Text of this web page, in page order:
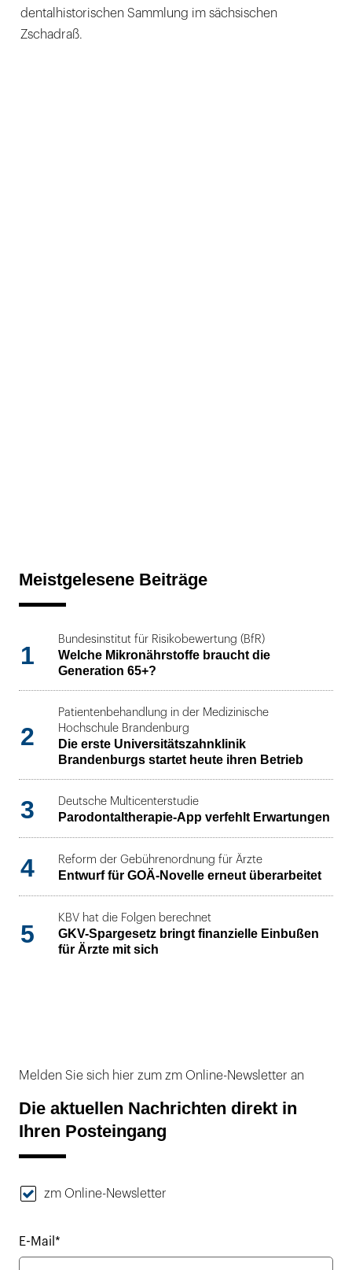
dentalhistorischen Sammlung im sächsischen
Zschadraß.
Meistgelesene Beiträge
1
Bundesinstitut für Risikobewertung (BfR)
Welche Mikronährstoffe braucht die
Generation 65+?
2
Patientenbehandlung in der Medizinische
Hochschule Brandenburg
Die erste Universitätszahnklinik
Brandenburgs startet heute ihren Betrieb
3 Deutsche Multicenterstudie
Parodontaltherapie-App verfehlt Erwartungen
4 Reform der Gebührenordnung für Ärzte
Entwurf für GOÄ-Novelle erneut überarbeitet
5
KBV hat die Folgen berechnet
GKV-Spargesetz bringt finanzielle Einbußen
für Ärzte mit sich
Melden Sie sich hier zum zm Online-Newsletter an
Die aktuellen Nachrichten direkt in
Ihren Posteingang
zm Online-Newsletter
E-Mail*